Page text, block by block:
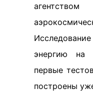
энергию на
первые
построены